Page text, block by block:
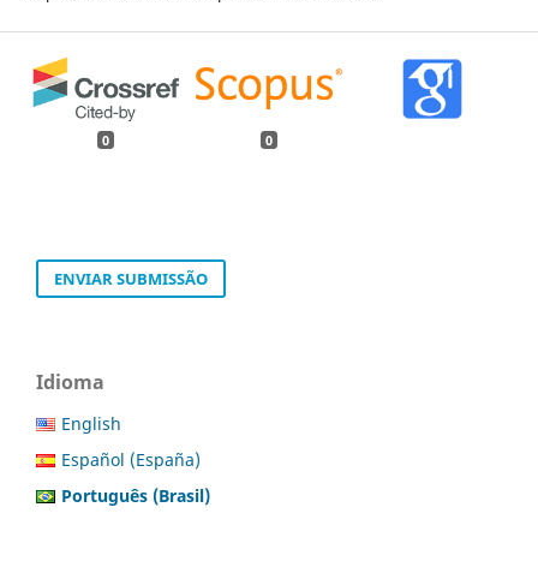
0 0
ENVIAR SUBMISSÃO
Idioma
English
Español (España)
Português (Brasil)